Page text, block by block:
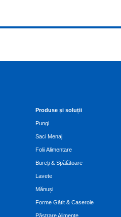
Produse și soluții
Pungi
Saci Menaj
Folii Alimentare
Bureți & Spălătoare
Lavete
Mănuși
Forme Gătit & Caserole
Păstrare Alimente